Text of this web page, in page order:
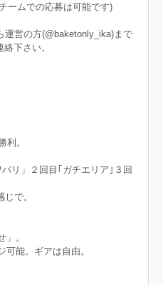
ームでの応募は可能です)
運営の方(@baketonly_ika)まで
下さい。
利。
リ」２回目｢ガチエリア｣３回
で。
。
能。ギアは自由。